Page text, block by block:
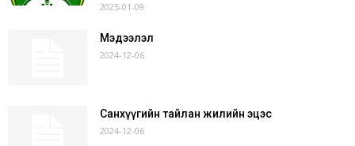
2025-01-09
Мэдээлэл
2024-12-06
Санхүүгийн тайлан жилийн эцэс
2024-12-06